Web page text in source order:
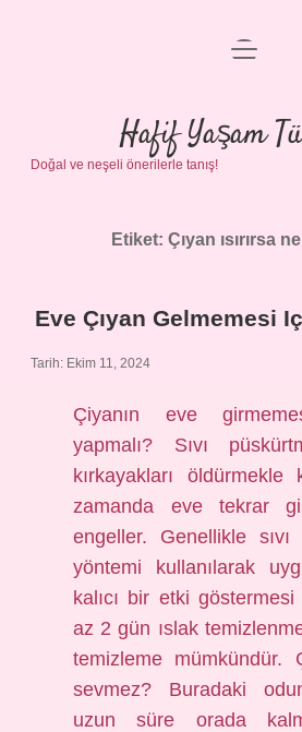
Anasayfa
Gizlilik Politikası
Yasal Uyarı
menüyü
Hafif Yaşam
Doğal ve neşeli önerilerle tanış!
Etiket: Çıyan ısırırsa
Eve Çıyan Gelmemesi
Tarih: Ekim 11, 2024
Çiyanın eve
yapmalı? Sıvı
kırkayakları öldürmekle
zamanda eve tekrar
engeller. Genellikle
yöntemi kullanılarak
kalıcı bir etki
az 2 gün ıslak
temizleme mümkündür.
sevmez? Buradaki
uzun süre orada